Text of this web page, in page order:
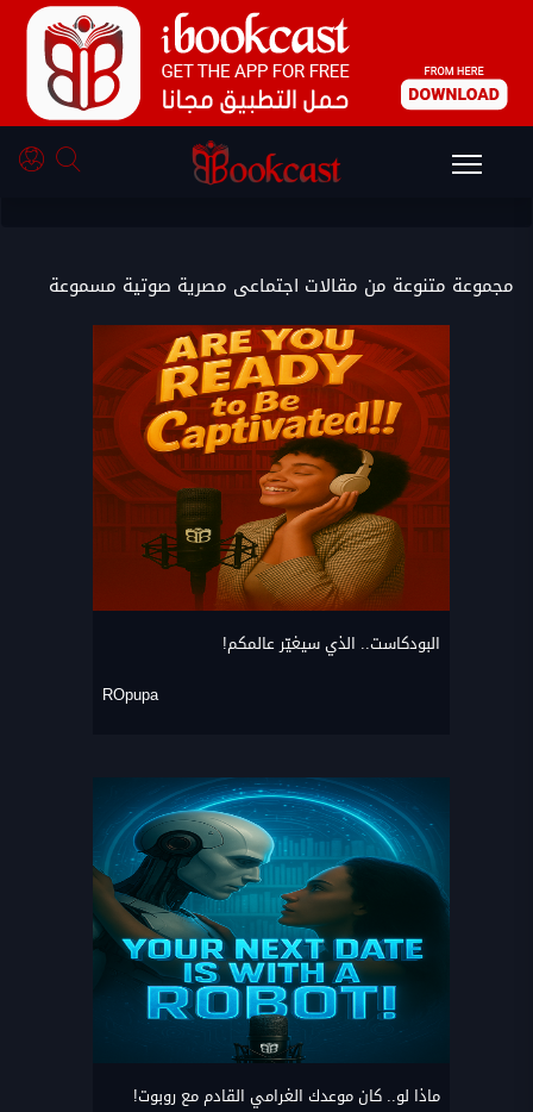
مقالات اجتماعى مصرية
مجموعة متنوعة من مقالات اجتماعى مصرية صوتية مسموعة
البودكاست.. الذي سيغيّر عالمكم!
ROpupa
ماذا لو.. كان موعدك الغرامي القادم مع روبوت!